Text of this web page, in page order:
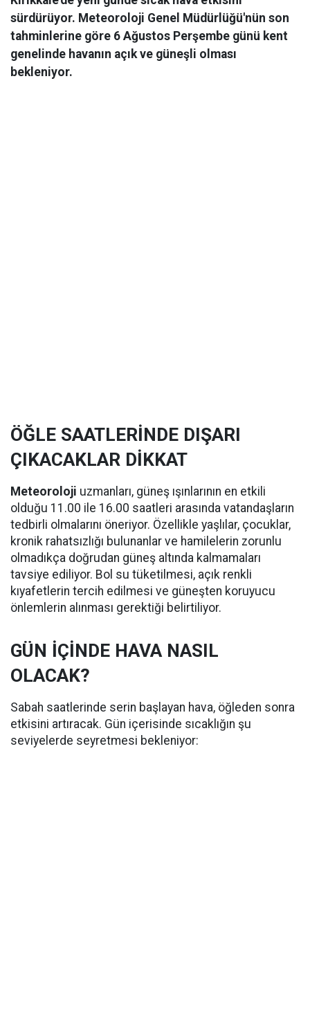
sürdürüyor. Meteoroloji Genel Müdürlüğü'nün son
tahminlerine göre 6 Ağustos Perşembe günü kent
genelinde havanın açık ve güneşli olması
bekleniyor.
ÖĞLE SAATLERİNDE DIŞARI
ÇIKACAKLAR DİKKAT
Meteoroloji uzmanları, güneş ışınlarının en etkili
olduğu 11.00 ile 16.00 saatleri arasında vatandaşların
tedbirli olmalarını öneriyor. Özellikle yaşlılar, çocuklar,
kronik rahatsızlığı bulunanlar ve hamilelerin zorunlu
olmadıkça doğrudan güneş altında kalmamaları
tavsiye ediliyor. Bol su tüketilmesi, açık renkli
kıyafetlerin tercih edilmesi ve güneşten koruyucu
önlemlerin alınması gerektiği belirtiliyor.
GÜN İÇİNDE HAVA NASIL
OLACAK?
Sabah saatlerinde serin başlayan hava, öğleden sonra
etkisini artıracak. Gün içerisinde sıcaklığın şu
seviyelerde seyretmesi bekleniyor: